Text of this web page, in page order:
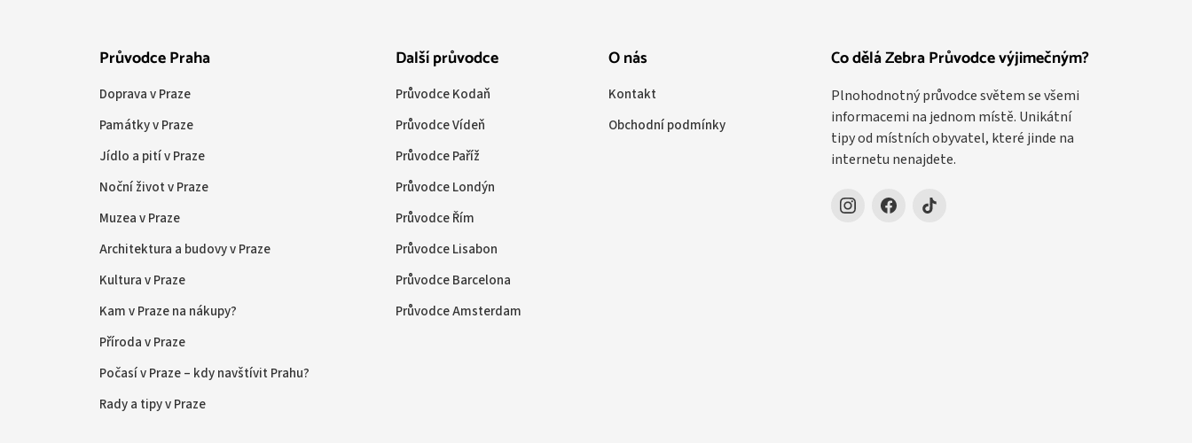
Co dělá Zebra Průvodce výjimečným?
Plnohodnotný průvodce světem se všemi
informacemi na jednom místě. Unikátní
tipy od místních obyvatel, které jinde na
internetu nenajdete.
Průvodce Praha
Doprava v Praze
Památky v Praze
Jídlo a pití v Praze
Noční život v Praze
Muzea v Praze
Architektura a budovy v Praze
Kultura v Praze
Kam v Praze na nákupy?
Příroda v Praze
Počasí v Praze – kdy navštívit Prahu?
Rady a tipy v Praze
Další průvodce
Průvodce Kodaň
Průvodce Vídeň
Průvodce Paříž
Průvodce Londýn
Průvodce Řím
Průvodce Lisabon
Průvodce Barcelona
Průvodce Amsterdam
O nás
Kontakt
Obchodní podmínky